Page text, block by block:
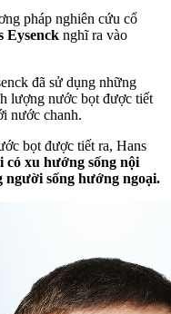
pháp nghiên cứu cổ
Eysenck nghĩ ra vào
đã sử dụng những
lượng nước bọt được tiết
nước chanh.
bọt được tiết ra, Hans
có xu hướng sống nội
người sống hướng ngoại.